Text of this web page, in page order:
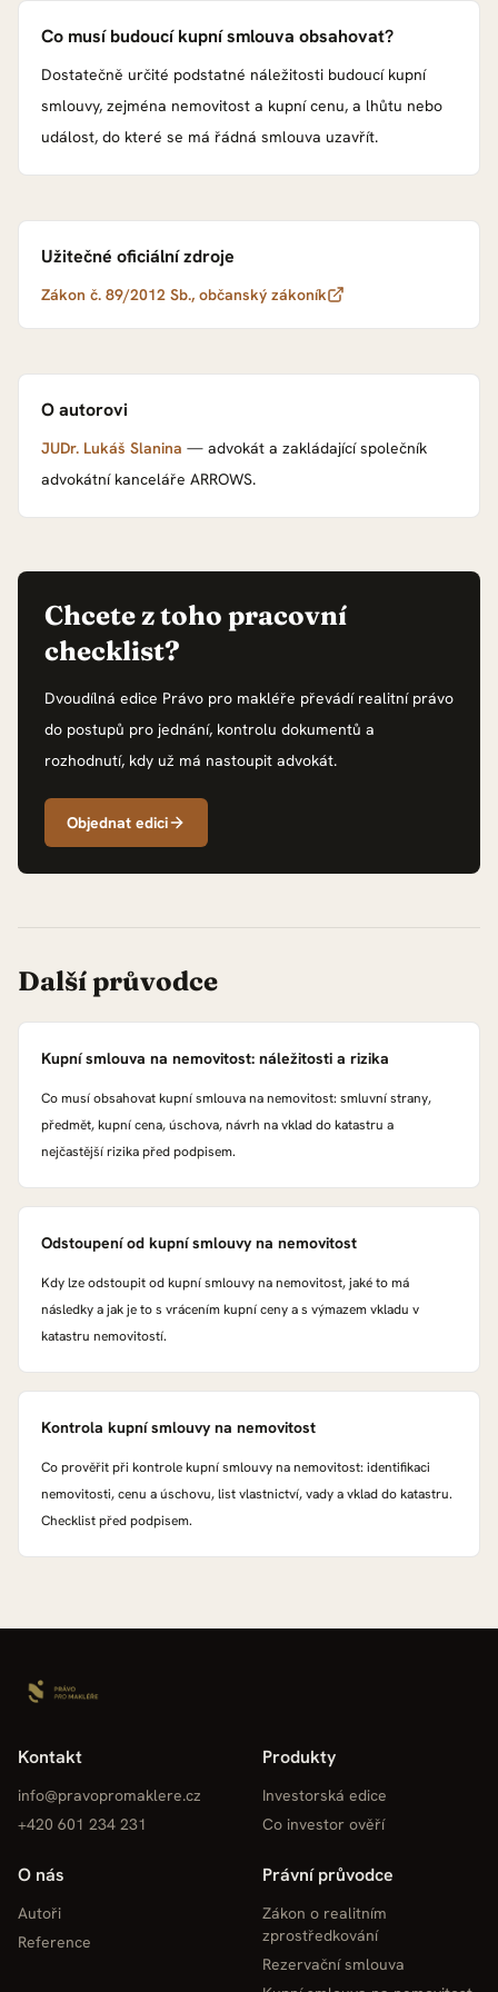
Co musí budoucí kupní smlouva obsahovat?
Dostatečně určité podstatné náležitosti budoucí kupní
smlouvy, zejména nemovitost a kupní cenu, a lhůtu nebo
událost, do které se má řádná smlouva uzavřít.
Užitečné oficiální zdroje
Zákon č. 89/2012 Sb., občanský zákoník
O autorovi
JUDr. Lukáš Slanina — advokát a zakládající společník
advokátní kanceláře ARROWS.
Chcete z toho pracovní
checklist?
Dvoudílná edice Právo pro makléře převádí realitní právo
do postupů pro jednání, kontrolu dokumentů a
rozhodnutí, kdy už má nastoupit advokát.
Objednat edici
Další průvodce
Kupní smlouva na nemovitost: náležitosti a rizika
Co musí obsahovat kupní smlouva na nemovitost: smluvní strany,
předmět, kupní cena, úschova, návrh na vklad do katastru a
nejčastější rizika před podpisem.
Odstoupení od kupní smlouvy na nemovitost
Kdy lze odstoupit od kupní smlouvy na nemovitost, jaké to má
následky a jak je to s vrácením kupní ceny a s výmazem vkladu v
katastru nemovitostí.
Kontrola kupní smlouvy na nemovitost
Co prověřit při kontrole kupní smlouvy na nemovitost: identifikaci
nemovitosti, cenu a úschovu, list vlastnictví, vady a vklad do katastru.
Checklist před podpisem.
Kontakt
info@pravopromaklere.cz
+420 601 234 231
Produkty
Investorská edice
Co investor ověří
O nás
Autoři
Reference
Právní průvodce
Zákon o realitním
zprostředkování
Rezervační smlouva